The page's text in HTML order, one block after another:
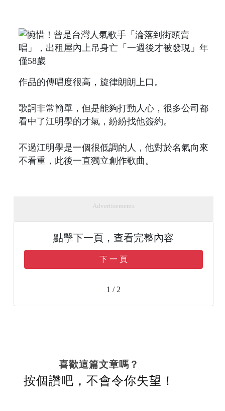
作品的傳唱度很高，旋律朗朗上口。
歌詞非常簡單，但是能夠打動人心，很多公司都
看中了江明學的才氣，紛紛找他簽約。
不過江明學是一個很低調的人，他對於名氣向來
不看重，此後一直獨立創作歌曲。
Advertisements
點擊下一頁，查看完整內容
下 一 頁
1 / 2
喜歡這篇文章嗎？
按個讚吧，不會令你失望！